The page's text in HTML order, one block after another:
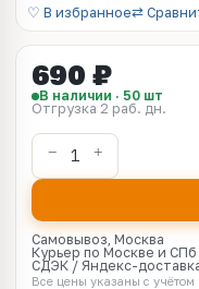
♡ В избранное⇄
690 ₽
В наличии · 50 шт
Отгрузка 2 раб. дн.
Самовывоз, Москва
Курьер по Москве и СПб
СДЭК / Яндекс-
Все цены указаны с